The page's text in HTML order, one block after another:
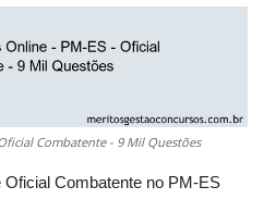
Combatente - 9 Mil Questões
Combatente no PM-ES